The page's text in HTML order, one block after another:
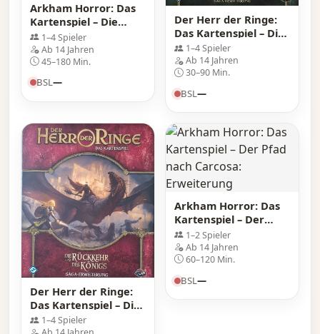
Arkham Horror: Das
Kartenspiel – Die
versunkene Stadt
Ermittler-Erweiterung
1–4 Spieler
Ab 14 Jahren
45–180 Min.
BSL—
Der Herr der Ringe:
Das Kartenspiel – Die
Gefährten Saga
Erweiterung
1–4 Spieler
Ab 14 Jahren
30–90 Min.
BSL—
Der Herr der Ringe:
Das Kartenspiel – Die
Rückkehr des Königs:
1–4 Spieler
Arkham Horror: Das
Kartenspiel – Der
Pfad nach Carcosa:
Erweiterung
1–2 Spieler
Ab 14 Jahren
60–120 Min.
BSL —